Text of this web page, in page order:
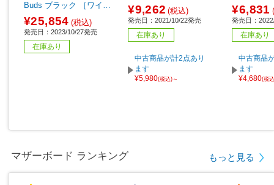
Buds ブラック ［ワイヤ
レス（Bluetooth＋USB-
C） /両耳 /イヤホンタイ
プ］
¥25,854 (税込)
発売日：2023/10/27発売
在庫あり
耳 /ヘッドバンドタイ
プ］
¥9,262 (税込)
発売日：2021/10/22発売
在庫あり
中古商品が計2点あり
ます
¥5,980(税込)～
＋USB-C /
タイプ］
¥6,831
発売日：
在庫あり
中古商品
ます
¥4,680(税
マザーボード ランキング もっと見る